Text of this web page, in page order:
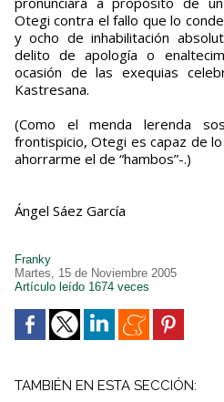
Otegi contra el fallo que lo
y ocho de inhabilitación
delito de apología o
ocasión de las exequias
Kastresana.
(Como el menda lerenda
frontispicio, Otegi es capaz de lo
ahorrarme el de “hambos”-.)
Ángel Sáez García
Franky
Martes, 15 de Noviembre 2005
Artículo leído 1674 veces
TAMBIÉN EN ESTA SECCIÓN: